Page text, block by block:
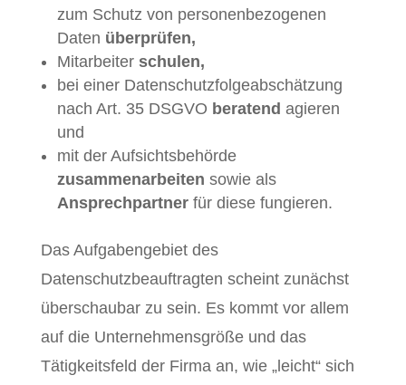
zum Schutz von personenbezogenen
Daten überprüfen,
Mitarbeiter schulen,
bei einer Datenschutzfolgeabschätzung
nach Art. 35 DSGVO beratend agieren
und
mit der Aufsichtsbehörde
zusammenarbeiten sowie als
Ansprechpartnerfür diese fungieren.
Das Aufgabengebiet des
Datenschutzbeauftragten scheint zunächst
überschaubar zu sein. Es kommt vor allem
auf die Unternehmensgröße und das
Tätigkeitsfeld der Firma an, wie „leicht“ sich